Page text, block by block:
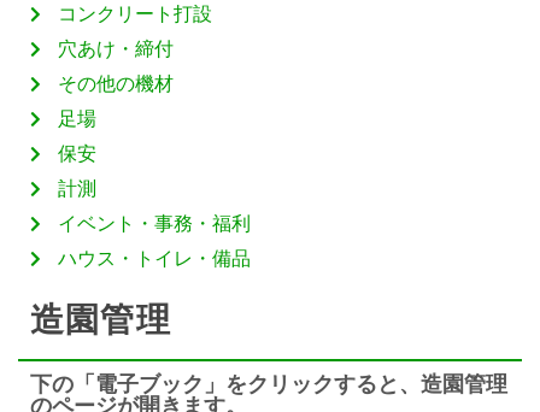
コンクリート打設
穴あけ・締付
その他の機材
足場
保安
計測
イベント・事務・福利
ハウス・トイレ・備品
造園管理
下の「電子ブック」をクリックすると、造園管理
のページが開きます。